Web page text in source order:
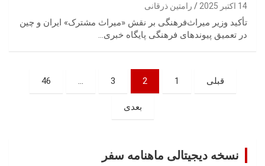
14 اکتبر 2025 رامتین ذرقانی
تأکید وزیر میراث‌فرهنگی بر نقش «میراث مشترک» ایران و چین
در تعمیق پیوندهای فرهنگی پایگاه خبری…
صفحه‌بندی
نوشته‌ها
قبلی 1
2
3
…
46
بعدی
نسخه دیجیتالی ماهنامه سفر